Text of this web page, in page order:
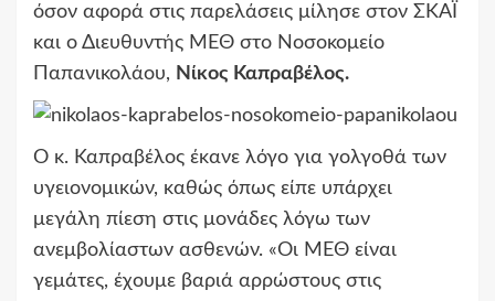
όσον αφορά στις παρελάσεις μίλησε στον ΣΚΑΪ
και ο Διευθυντής ΜΕΘ στο Νοσοκομείο
Παπανικολάου, Νίκος Καπραβέλος.
Ο κ. Καπραβέλος έκανε λόγο για γολγοθά των
υγειονομικών, καθώς όπως είπε υπάρχει
μεγάλη πίεση στις μονάδες λόγω των
ανεμβολίαστων ασθενών. «Οι ΜΕΘ είναι
γεμάτες, έχουμε βαριά αρρώστους στις